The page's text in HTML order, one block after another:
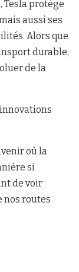
protège
aussi ses
Alors que
durable,
de la
où la
si
de voir
nos routes